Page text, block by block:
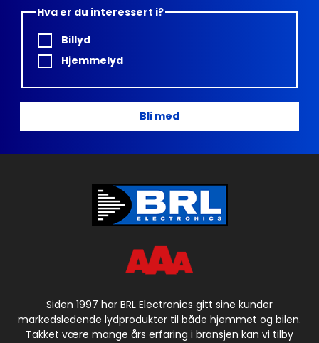
Hva er du interessert i?
Billyd
Hjemmelyd
Bli med
Siden 1997 har BRL Electronics gitt sine kunder
markedsledende lydprodukter til både hjemmet og bilen.
Takket være mange års erfaring i bransjen kan vi tilby